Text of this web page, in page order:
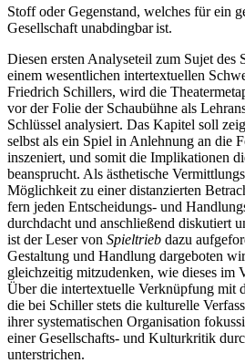
Stoff oder Gegenstand, welches für ein
Gesellschaft unabdingbar ist.
Diesen ersten Analyseteil zum Sujet des
einem wesentlichen intertextuellen
Friedrich Schillers, wird die
vor der Folie der Schaubühne als
Schlüssel analysiert. Das Kapitel soll
selbst als ein Spiel in Anlehnung an die
inszeniert, und somit die Implikationen
beansprucht. Als ästhetische
Möglichkeit zu einer distanzierten
fern jeden Entscheidungs- und
durchdacht und anschließend diskutiert
ist der Leser von Spieltrieb dazu
Gestaltung und Handlung dargeboten
gleichzeitig mitzudenken, wie dieses im
Über die intertextuelle Verknüpfung mit
die bei Schiller stets die kulturelle
ihrer systematischen Organisation
einer Gesellschafts- und Kulturkritik
unterstrichen.